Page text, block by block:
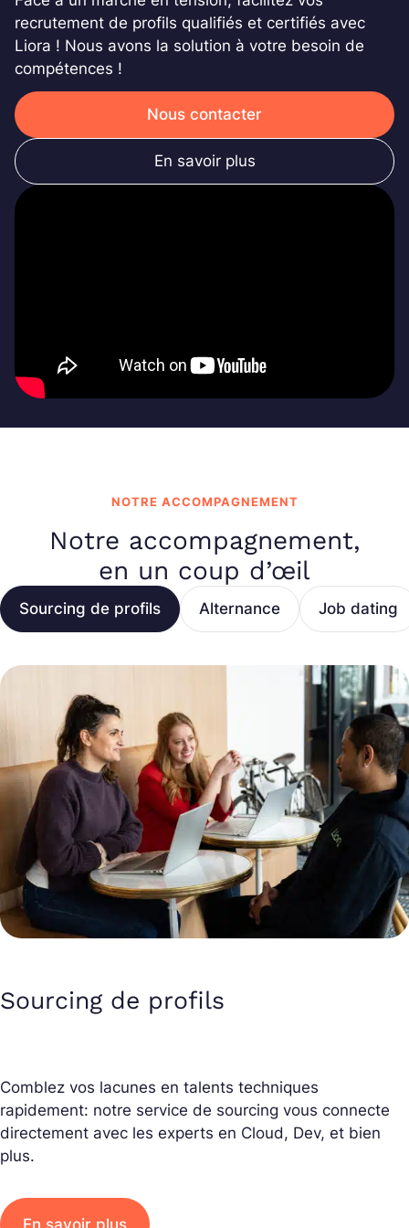
recrutement de profils qualifiés et certifiés avec
Liora ! Nous avons la solution à votre besoin de
compétences !
Nous contacter
En savoir plus
NOTRE ACCOMPAGNEMENT
Notre accompagnement,
en un coup d’œil
Sourcing de profils Alternance Job dating
Sourcing de profils
Comblez vos lacunes en talents techniques
rapidement: notre service de sourcing vous connecte
directement avec les experts en Cloud, Dev, et bien
plus.